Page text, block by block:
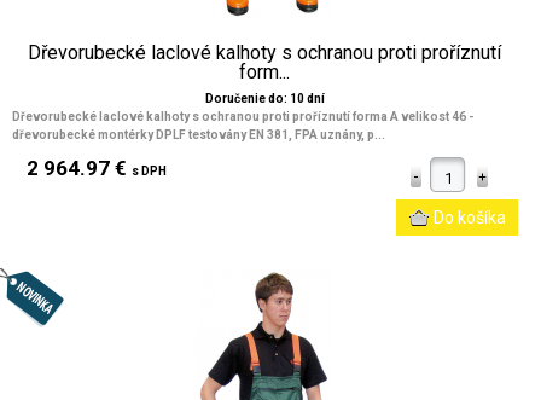
Dřevorubecké laclové kalhoty s ochranou proti proříznutí
form...
Doručenie do: 10 dní
Dřevorubecké laclové kalhoty s ochranou proti proříznutí forma A velikost 46 -
dřevorubecké montérky DPLF testovány EN 381, FPA uznány, p...
2 964.97 € s DPH